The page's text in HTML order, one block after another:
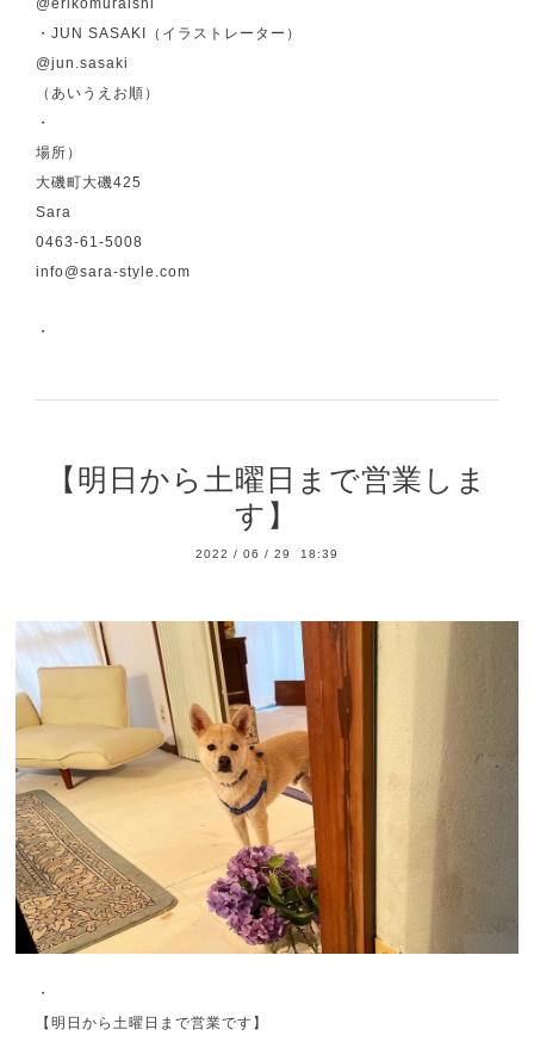
@erikomuraishi
・JUN SASAKI（イラストレーター）
@jun.sasaki
（あいうえお順）
・
場所）
大磯町大磯425
Sara
0463-61-5008
info@sara-style.com
・
【明日から土曜日まで営業しま
す】
2022 / 06 / 29 18:39
・
【明日から土曜日まで営業です】